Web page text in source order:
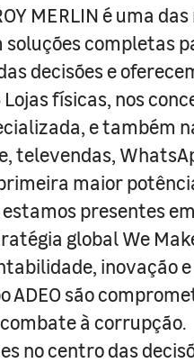
MERLIN é uma
completas
decisões e
físicas, nos
e também
televendas,
maior
presentes
global We
inovação
ADEO são
à corrupção.
no centro das